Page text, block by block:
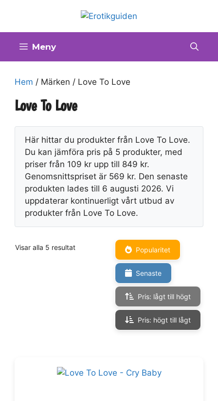
innehåll
Meny
Hem / Märken / Love To Love
Love To Love
Här hittar du produkter från Love To Love.
Du kan jämföra pris på 5 produkter, med
priser från 109 kr upp till 849 kr.
Genomsnittspriset är 569 kr. Den senaste
produkten lades till 6 augusti 2026. Vi
uppdaterar kontinuerligt vårt utbud av
produkter från Love To Love.
Visar alla 5 resultat Popularitet
Senaste
Pris: lågt till högt
Pris: högt till lågt